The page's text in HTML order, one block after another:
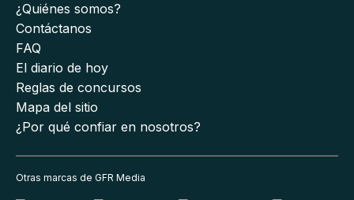
¿Quiénes somos?
Contáctanos
FAQ
El diario de hoy
Reglas de concursos
Mapa del sitio
¿Por qué confiar en nosotros?
Otras marcas de GFR Media